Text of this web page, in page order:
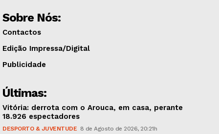
Sobre Nós:
Contactos
Edição Impressa/Digital
Publicidade
Últimas:
Vitória: derrota com o Arouca, em casa, perante
18.926 espectadores
DESPORTO & JUVENTUDE 8 de Agosto de 2026, 20:21h